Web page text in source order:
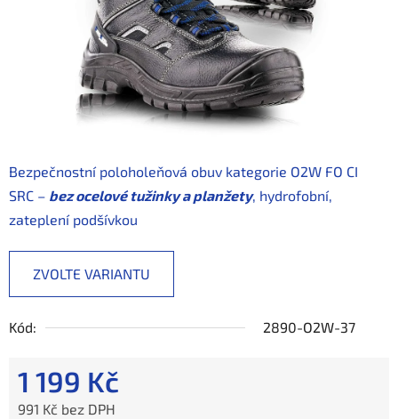
Bezpečnostní poloholeňová obuv kategorie O2W FO CI
SRC – bez ocelové tužinky a planžety, hydrofobní,
zateplení podšívkou
ZVOLTE VARIANTU
Kód: 2890-O2W-37
1 199 Kč
991 Kč bez DPH